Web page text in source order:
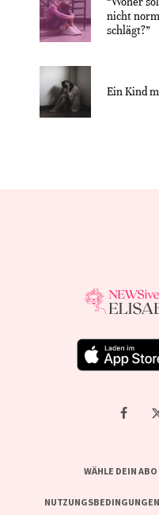
nicht
schlägt?”
Ein Kind
WÄHLE DEIN ABO
NUTZUNGSBEDINGUNGEN